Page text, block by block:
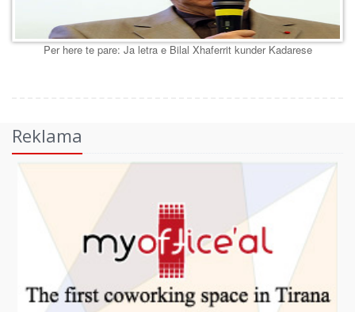
Per here te pare: Ja letra e Bilal Xhaferrit kunder Kadarese
Reklama